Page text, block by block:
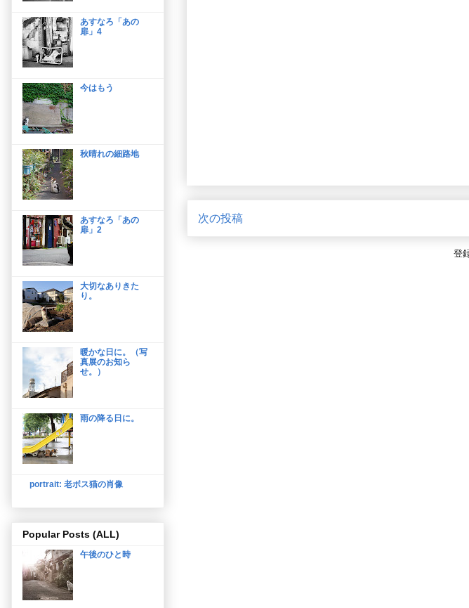
次の投稿
登
あすなろ「あの
扉」4
今はもう
秋晴れの細路地
あすなろ「あの
扉」2
大切なありきた
り。
暖かな日に。（写
真展のお知ら
せ。）
雨の降る日に。
portrait: 老ボス猫の肖像
Popular Posts (ALL)
午後のひと時